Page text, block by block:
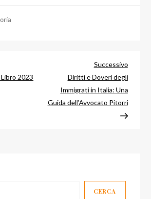
2023
Successivo
Diritti e Doveri degli
Immigrati in Italia: Una
Guida dell’Avvocato Pitorri
CERCA